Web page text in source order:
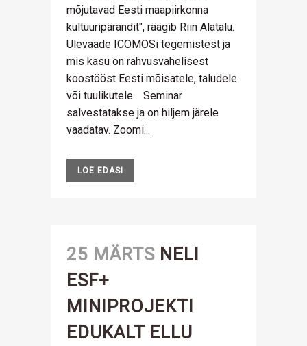
mõjutavad Eesti maapiirkonna
kultuuripärandit", räägib Riin Alatalu.
Ülevaade ICOMOSi tegemistest ja
mis kasu on rahvusvahelisest
koostööst Eesti mõisatele, taludele
või tuulikutele. Seminar
salvestatakse ja on hiljem järele
vaadatav. Zoomi...
LOE EDASI
25 MÄRTS NELI
ESF+
MINIPROJEKTI
EDUKALT ELLU